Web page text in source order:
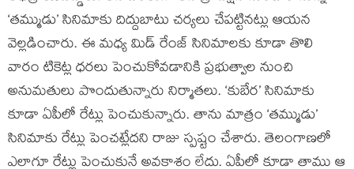
‘తమ్ముడు’ సినిమాకు దిద్దుబాటు చర్యలు చేపట్టినట్లు ఆయన
వెల్లడించారు. ఈ మధ్య మిడ్ రేంజ్ సినిమాలకు కూడా తొలి
వారం టికెట్ల ధరలు పెంచుకోవడానికి ప్రభుత్వాల నుంచి
అనుమతులు పొందుతున్నారు నిర్మాతలు. ‘కుబేర’ సినిమాకు
కూడా ఏపీలో రేట్లు పెంచుకున్నారు. తాను మాత్రం ‘తమ్ముడు’
సినిమాకు రేట్లు పెంచట్లేదని రాజు స్పష్టం చేశారు. తెలంగాణలో
ఎలాగూ రేట్లు పెంచుకునే అవకాశం లేదు. ఏపీలో కూడా తాము ఆ